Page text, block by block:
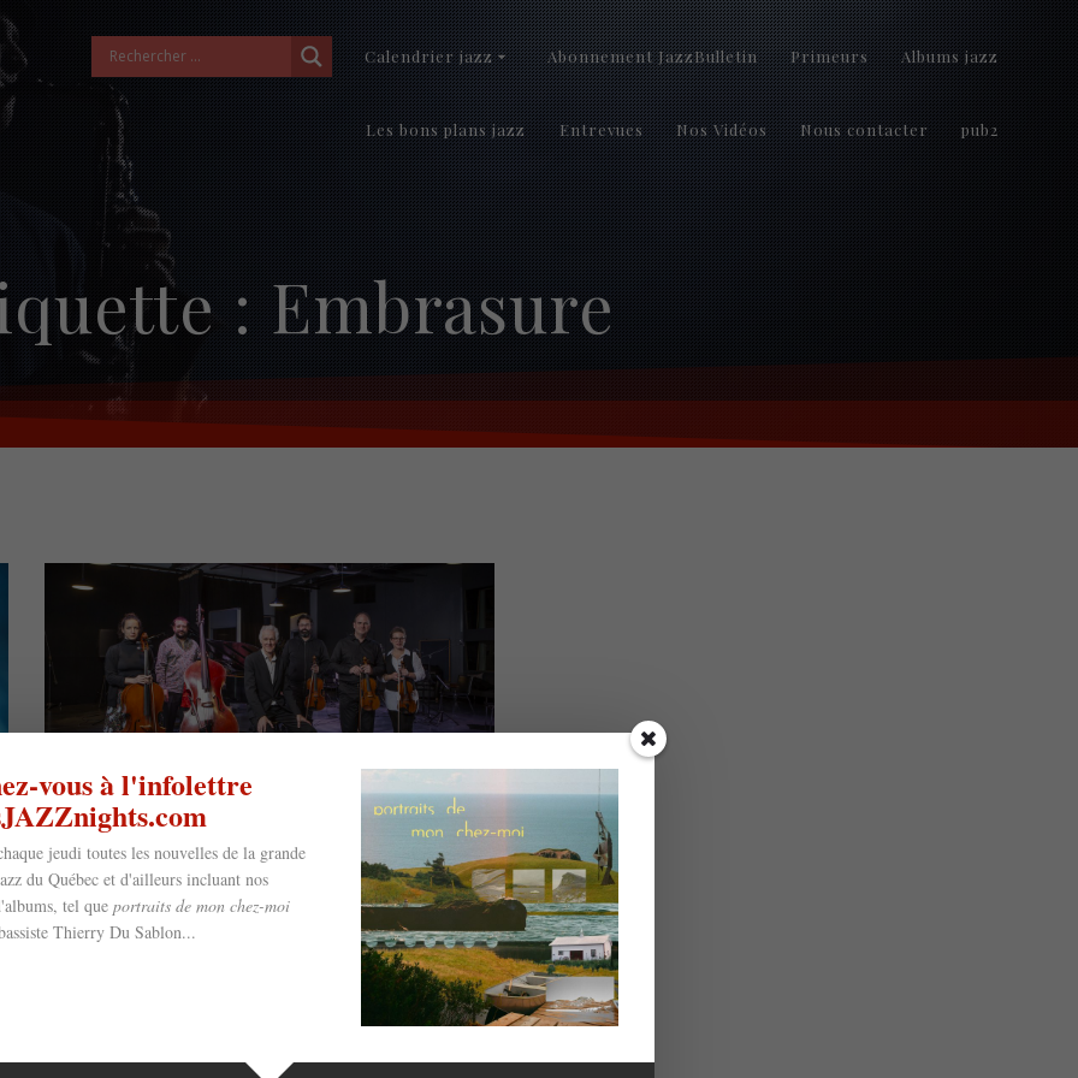
Calendrier jazz Abonnement JazzBulletin Primeurs Albums jazz
Les bons plans jazz Entrevues Nos Vidéos Nous contacter pub2
: Embrasure
Yves Léveillé lance
L’Échelle du temps @
Bourdonnements Jazz de
vous à l'infolettre
jeudi toutes les nouvelles de la grande
du Québec et d'ailleurs incluant nos
tel que portraits de mon chez-moi
Thierry Du Sablon...